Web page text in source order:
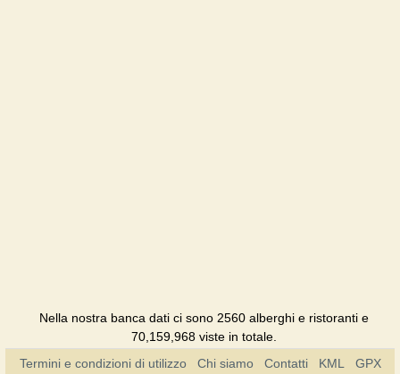
Nella nostra banca dati ci sono 2560 alberghi e ristoranti e
70,159,968 viste in totale.
Termini e condizioni di utilizzo
Chi siamo Contatti KML GPX